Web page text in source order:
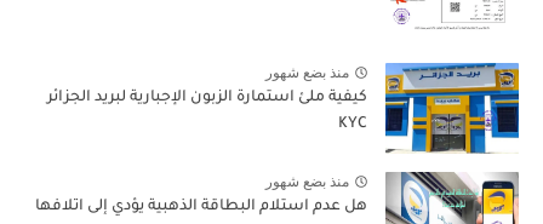
منذ بضع شهور
كيفية ملئ استمارة الزبون الإجبارية لبريد الجزائر
KYC
منذ بضع شهور
هل عدم استلام البطاقة الذهبية يؤدي إلى اتلافها